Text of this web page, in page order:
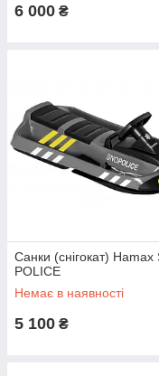
6 000 ₴
Санки (снігокат) Hamax
POLICE
Немає в наявності
5 100 ₴